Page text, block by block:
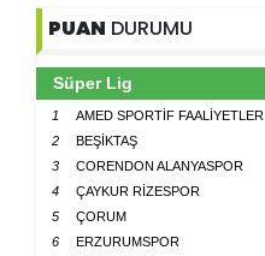
PUAN DURUMU
Süper Lig
1 AMED SPORTİF FAALİYETLER
2
BEŞİKTAŞ
3
CORENDON ALANYASPOR
4
ÇAYKUR RİZESPOR
5
ÇORUM
6
ERZURUMSPOR